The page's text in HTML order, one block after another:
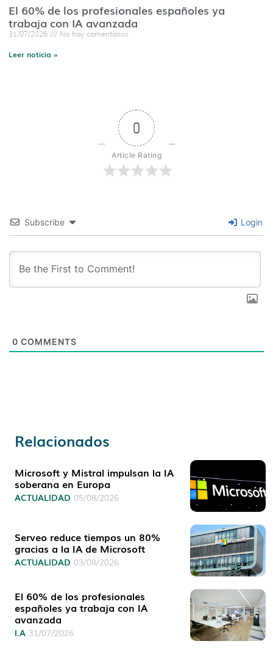
El 60% de los profesionales españoles ya
trabaja con IA avanzada
31/07/2026 No hay comentarios
Leer noticia »
0
Article Rating
Subscribe Login
0 COMMENTS
Relacionados
Microsoft y Mistral impulsan la IA
soberana en Europa
ACTUALIDAD 05/08/2026
Serveo reduce tiempos un 80%
gracias a la IA de Microsoft
ACTUALIDAD 03/08/2026
El 60% de los profesionales
españoles ya trabaja con IA
avanzada
I.A 31/07/2026